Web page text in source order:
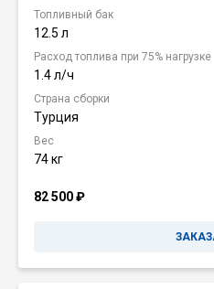
Топливный бак
12.5 л
Расход топлива при 75% нагрузке
1.4 л/ч
Страна сборки
Турция
Вес
74 кг
82 500₽